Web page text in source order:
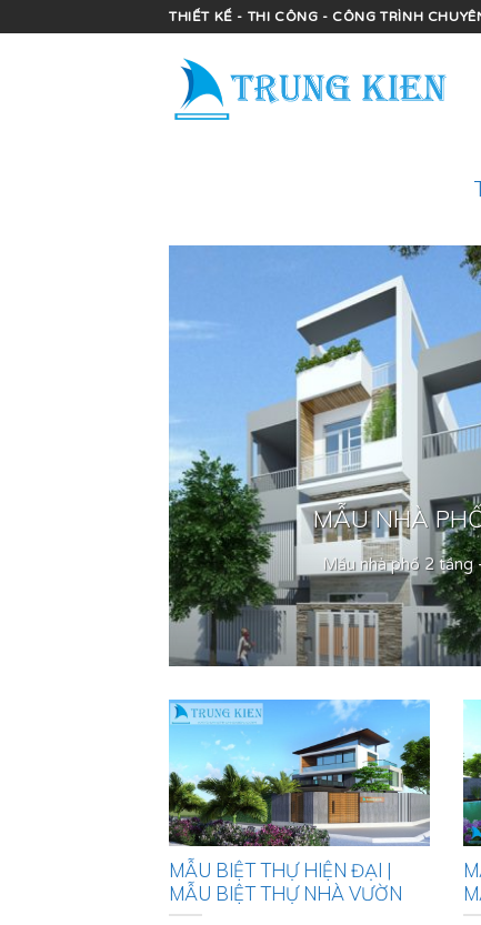
to
THIẾT KẾ - THI CÔNG - CÔNG TRÌNH
MẪU NHÀ
Mẫu nhà phố 2
MẪU BIỆT THỰ HIỆN ĐẠI |
MẪU BIỆT THỰ NHÀ VƯỜN